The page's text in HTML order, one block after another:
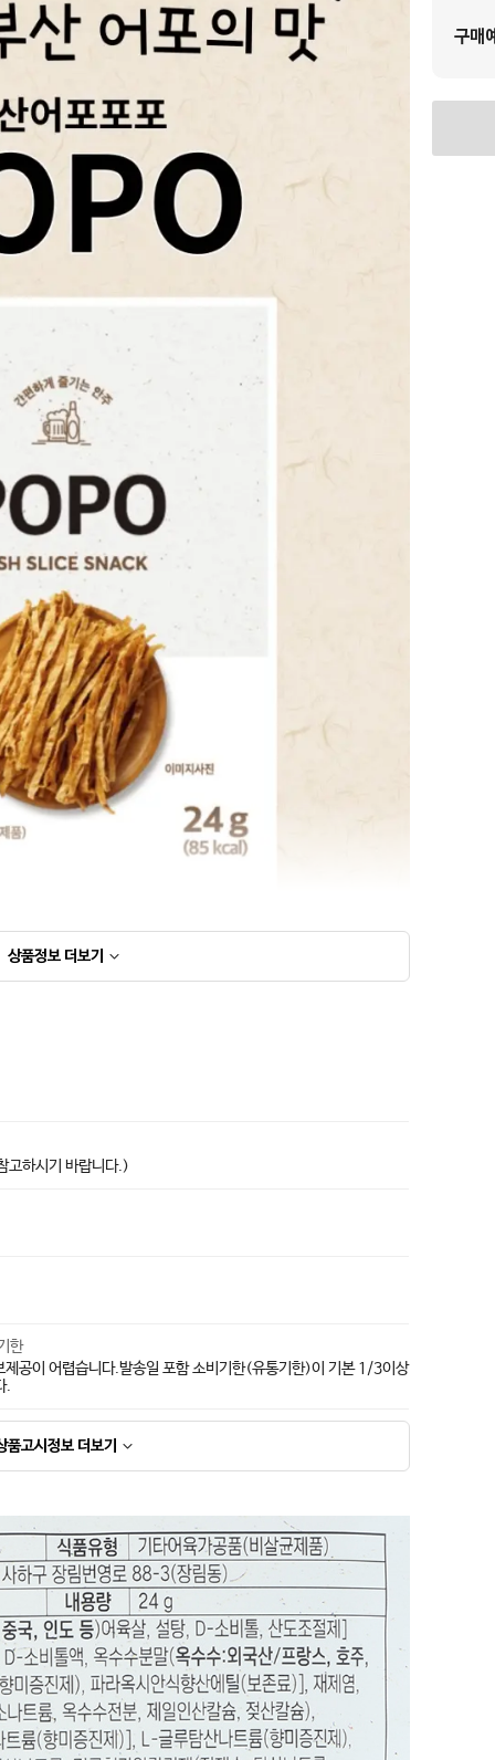
상품정보 더보기
고하시기 바랍니다.)
한
제공이 어렵습니다.발송일 포함 소비기한(유통기한)이 기본 1/3이상
.
품고시정보 더보기
구매